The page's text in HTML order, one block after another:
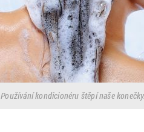
Používání kondicionéru štěpí naše konečky.